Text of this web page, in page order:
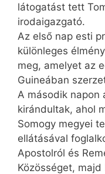
látogatást tett
irodaigazgató.
Az első nap esti
különleges
meg, amelyet az
Guineában
A második napon
kirándultak, ahol
Somogy megyei
ellátásával
Apostolról és
Közösséget,